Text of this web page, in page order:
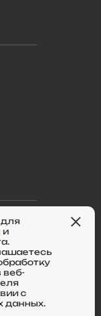
и
веб-
с
данных.